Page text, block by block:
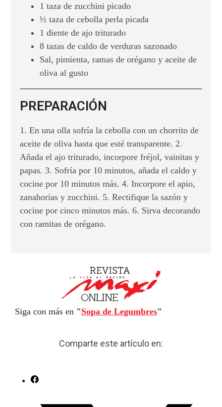
1 taza de zucchini picado
½ taza de cebolla perla picada
1 diente de ajo triturado
8 tazas de caldo de verduras sazonado
Sal, pimienta, ramas de orégano y aceite de
oliva al gusto
PREPARACIÓN
1. En una olla sofría la cebolla con un chorrito de
aceite de oliva hasta que esté transparente. 2.
Añada el ajo triturado, incorpore fréjol, vainitas y
papas. 3. Sofría por 10 minutos, añada el caldo y
cocine por 10 minutos más. 4. Incorpore el apio,
zanahorias y zucchini. 5. Rectifique la sazón y
cocine por cinco minutos más. 6. Sirva decorando
con ramitas de orégano.
Siga con más en "Sopa de Legumbres"
Comparte este artículo en: